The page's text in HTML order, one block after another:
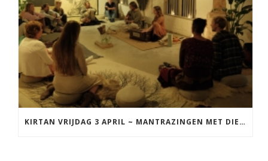
KIRTAN VRIJDAG 3 APRIL ~ MANTRAZINGEN MET DIEDERICK IN LEEUWARDEN